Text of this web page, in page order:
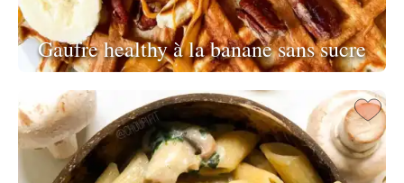
Gaufre healthy à la banane sans sucre